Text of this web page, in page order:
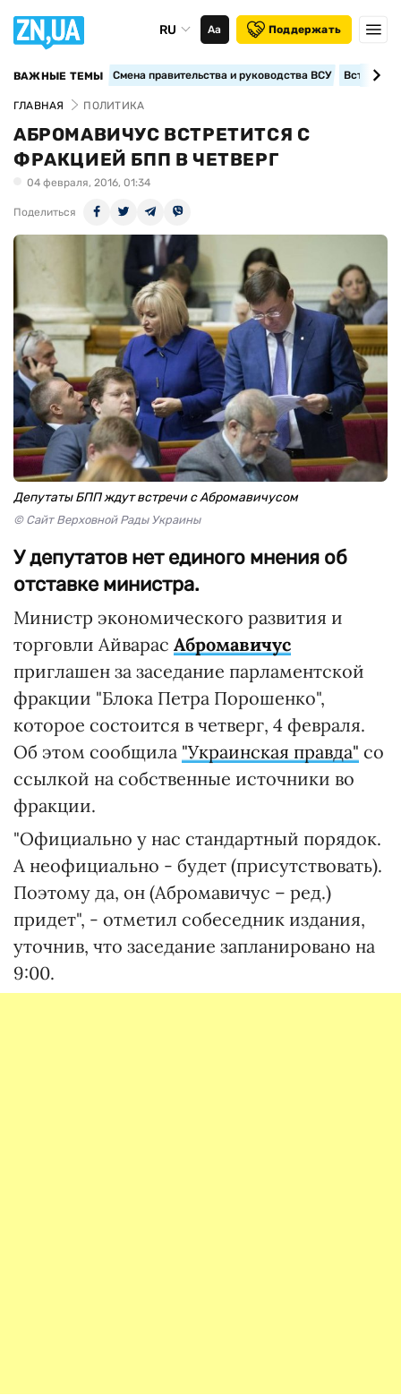
RU Аа Поддержать
ВАЖНЫЕ ТЕМЫ Смена правительства и руководства ВСУ
ГЛАВНАЯ ПОЛИТИКА
АБРОМАВИЧУС ВСТРЕТИТСЯ С
ФРАКЦИЕЙ БПП В ЧЕТВЕРГ
04 февраля, 2016, 01:34
Поделиться
Депутаты БПП ждут встречи с Абромавичусом
© Сайт Верховной Рады Украины
У депутатов нет единого мнения об
отставке министра.
Министр экономического развития и
торговли Айварас Абромавичус
приглашен за заседание парламентской
фракции "Блока Петра Порошенко",
которое состоится в четверг, 4 февраля.
Об этом сообщила "Украинская правда" со
ссылкой на собственные источники во
фракции.
"Официально у нас стандартный порядок.
А неофициально - будет (присутствовать).
Поэтому да, он (Абромавичус – ред.)
придет", - отметил собеседник издания,
уточнив, что заседание запланировано на
9:00.